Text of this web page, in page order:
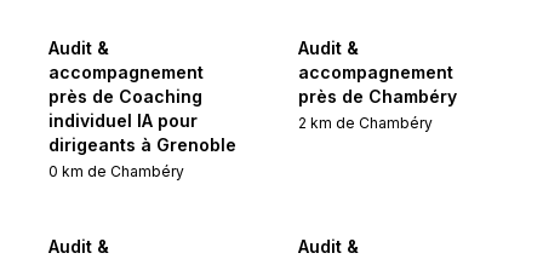
Audit &
accompagnement
près de Coaching
individuel IA pour
dirigeants à Grenoble
0 km de Chambéry
Audit &
accompagnement
près de Chambéry
2 km de Chambéry
Audit &
Audit &